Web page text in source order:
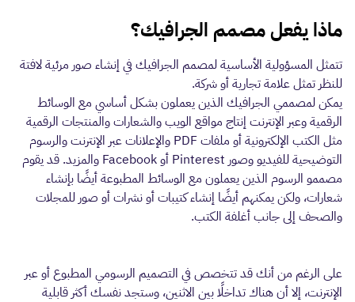
ماذا يفعل مصمم الجرافيك؟
تتمثل المسؤولية الأساسية لمصمم الجرافيك في إنشاء صور مرئية لافتة
للنظر تمثل علامة تجارية أو شركة.
يمكن لمصممي الجرافيك الذين يعملون بشكل أساسي مع الوسائط
الرقمية وعبر الإنترنت إنتاج مواقع الويب والشعارات والمنتجات الرقمية
مثل الكتب الإلكترونية أو ملفات PDF والإعلانات عبر الإنترنت والرسوم
التوضيحية للفيديو وصور Pinterest أو Facebook والمزيد. قد يقوم
مصممو الرسوم الذين يعملون مع الوسائط المطبوعة أيضًا بإنشاء
شعارات، ولكن يمكنهم أيضًا إنشاء كتيبات أو نشرات أو صور للمجلات
والصحف إلى جانب أغلفة الكتب.
على الرغم من أنك قد تتخصص في التصميم الرسومي المطبوع أو عبر
الإنترنت، إلا أن هناك تداخلًا بين الاثنين، وستجد نفسك أكثر قابلية